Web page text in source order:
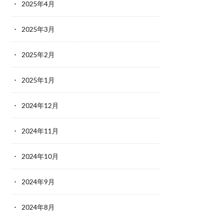
2025年4月
2025年3月
2025年2月
2025年1月
2024年12月
2024年11月
2024年10月
2024年9月
2024年8月